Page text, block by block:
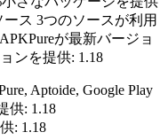
ス 3つのソースが利用
が最新バージョ
ンを提供: 1.18
Aptoide, Google Play
供: 1.18
: 1.18